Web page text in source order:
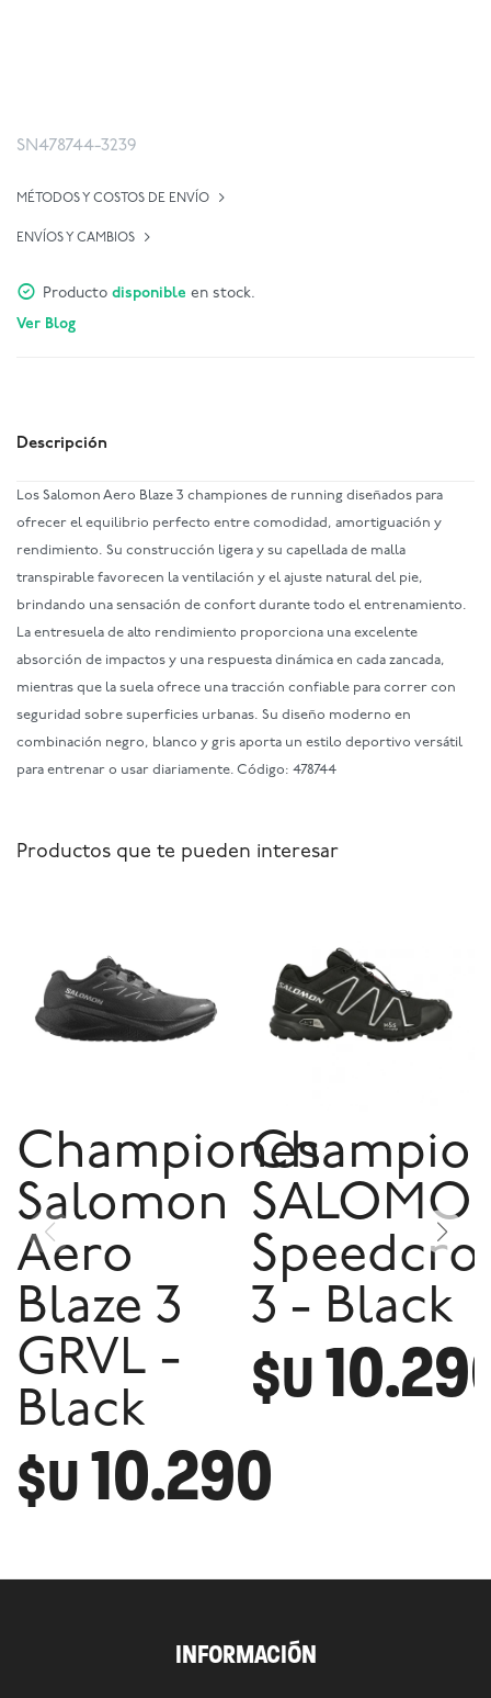
SN478744-3239
MÉTODOS Y COSTOS DE ENVÍO
ENVÍOS Y CAMBIOS
Producto disponible en stock.
Ver Blog
Descripción
Los Salomon Aero Blaze 3 championes de running diseñados para
ofrecer el equilibrio perfecto entre comodidad, amortiguación y
rendimiento. Su construcción ligera y su capellada de malla
transpirable favorecen la ventilación y el ajuste natural del pie,
brindando una sensación de confort durante todo el entrenamiento.
La entresuela de alto rendimiento proporciona una excelente
absorción de impactos y una respuesta dinámica en cada zancada,
mientras que la suela ofrece una tracción confiable para correr con
seguridad sobre superficies urbanas. Su diseño moderno en
combinación negro, blanco y gris aporta un estilo deportivo versátil
para entrenar o usar diariamente. Código: 478744
Productos que te pueden interesar
Championes
Salomon
Aero
Blaze 3
GRVL -
Black
$U10.290
3 - Black
$U
INFORMACIÓN